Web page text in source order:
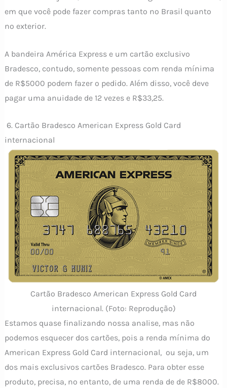
em que você pode fazer compras tanto no Brasil quanto
no exterior.
A bandeira América Express e um cartão exclusivo
Bradesco, contudo, somente pessoas com renda mínima
de R$5000 podem fazer o pedido. Além disso, você deve
pagar uma anuidade de 12 vezes e R$33,25.
6. Cartão Bradesco American Express Gold Card
internacional
Cartão Bradesco American Express Gold Card
internacional. (Foto: Reprodução)
Estamos quase finalizando nossa analise, mas não
podemos esquecer dos cartões, pois a renda mínima do
American Express Gold Card internacional, ou seja, um
dos mais exclusivos cartões Bradesco. Para obter esse
produto, precisa, no entanto, de uma renda de de R$8000.